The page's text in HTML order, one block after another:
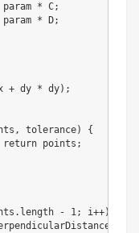
param * C;
param * D;
+ dy * dy) ;
, tolerance)
{
return points ;
. length - 1; i++)